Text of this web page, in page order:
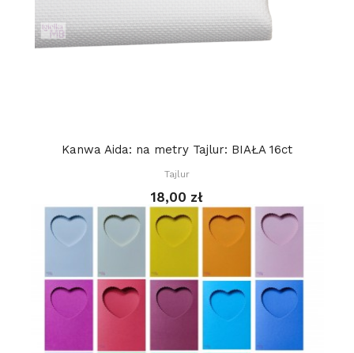
Kanwa Aida: na metry Tajlur: BIAŁA 16ct
Tajlur
18,00 zł